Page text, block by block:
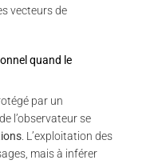
vecteurs de
quand le
par un
l’observateur se
. L’exploitation des
mais à inférer